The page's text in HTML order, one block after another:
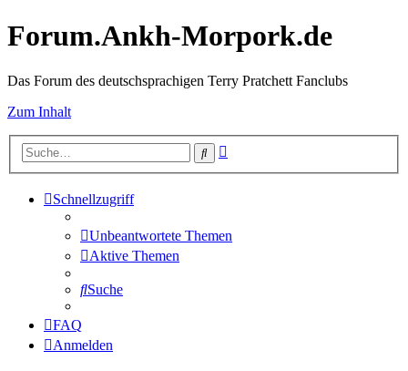
Forum.Ankh-Morpork.de
Das Forum des deutschsprachigen Terry Pratchett Fanclubs
Zum Inhalt
Suche
Schnellzugriff
Unbeantwortete Themen
Aktive Themen
Suche
FAQ
Anmelden